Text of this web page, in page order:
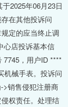
2025年06月23日
在其他投诉问
定的应当终止调
心店投诉基本信
7745，用户ID ****
机械手表。投诉问
>销售侵犯注册商
权责任。处理结